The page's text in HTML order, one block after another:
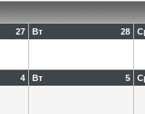
27 28
Вт
4 5
Вт